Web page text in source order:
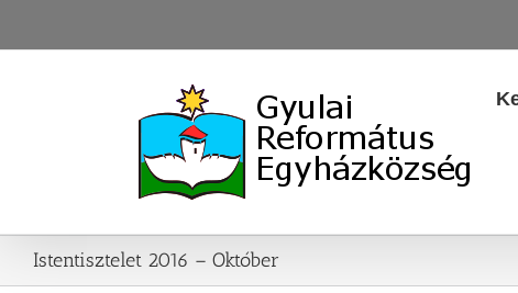
to
Istentisztelet 2016 – Október